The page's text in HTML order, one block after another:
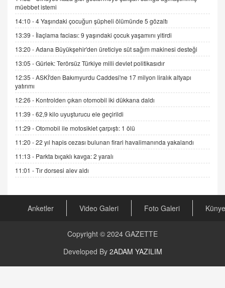
ADEM AKÖL
Esed Destekçilerinin Yüzüne Vurulan Şamar:
Sednaya
11.12.2024 12:30
DR. EKREM ASLAN
Gerçek Ne, Algı Ne? "Beraber Yürüyoruz"
Cümlesinin Peşinden
GÖNÜL MENEKŞE
Şifacının Yolu
04.11.2025 12:56
AV. RÜMEYSA ÖZKALE
Kira Uyuşmazlıklarında Dava Açmadan Önce
Arabulucuya Başvuru Şartı
CAN UĞURATEŞ
Değişen yapısıyla Suriye
16.12.2024 14:16
GÜNLÜK BURÇ YORUMU
Günlük Burç Yorumu | 22 Kasım 2024: Koç,
müebbet istemi
14:10 -4 Yaşındaki çocuğun şüpheli ölümünde 5 gözaltı
13:39 - İlaçlama faciası: 9 yaşındaki çocuk yaşamını yitirdi
13:20 -Adana Büyükşehir'den üreticiye süt sağım makinesi desteği
13:05 -Gürlek: Terörsüz Türkiye milli devlet politikasıdır
12:35 -ASKİ'den Bakımyurdu Caddesi'ne 17 milyon liralık altyapı
yatırımı
12:26 - Kontrolden çıkan otomobil iki dükkana daldı
11:39 -62,9 kilo uyuşturucu ele geçirildi
11:29 -Otomobil ile motosiklet çarpıştı: 1 ölü
11:20 -22 yıl hapis cezası bulunan firari havalimanında yakalandı
11:13 - Parkta bıçaklı kavga: 2 yaralı
11:01 -Tır dorsesi alev aldı
Anketler Video Galeri Foto Galeri Künye
Copyright © 2024 GAZETTE
Developed By 2ADAM YAZILIM